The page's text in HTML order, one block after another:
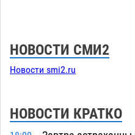
НОВОСТИ СМИ2
Новости smi2.ru
НОВОСТИ КРАТКО